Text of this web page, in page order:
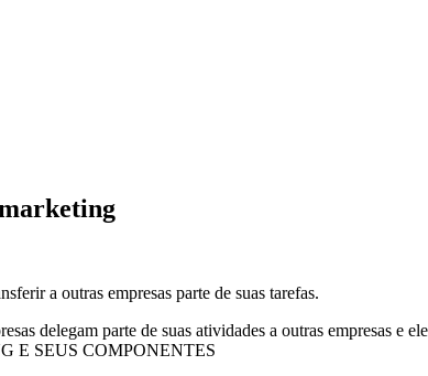
marketing
a outras empresas parte de suas tarefas.
delegam parte de suas atividades a outras empresas e
E SEUS COMPONENTES